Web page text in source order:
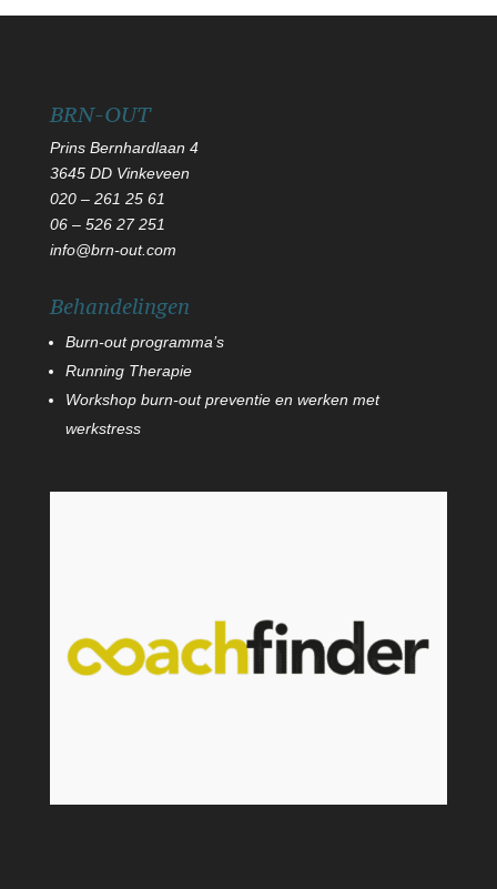
BRN-OUT
Prins Bernhardlaan 4
3645 DD Vinkeveen
020 – 261 25 61
06 –526 27 251
info@brn-out.com
Behandelingen
Burn-out programma’s
Running Therapie
Workshop burn-out preventie en werken met
werkstress